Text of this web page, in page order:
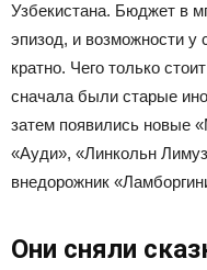
Узбекистана. Бюджет в
эпизод, и возможности
кратно. Чего только
сначала были старые
затем появились новые
«Ауди», «Линкольн
внедорожник
Они сняли